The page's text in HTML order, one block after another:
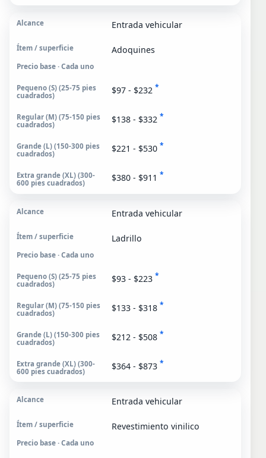
Entrada vehicular
Adoquines
Precio base · Cada uno
$97 - $232 *
$138 - $332 *
$221 - $530 *
$380 - $911 *
Entrada vehicular
Ladrillo
Precio base · Cada uno
$93 - $223 *
$133 - $318 *
$212 - $508 *
$364 - $873 *
Entrada vehicular
Revestimiento vinilico
Precio base · Cada uno